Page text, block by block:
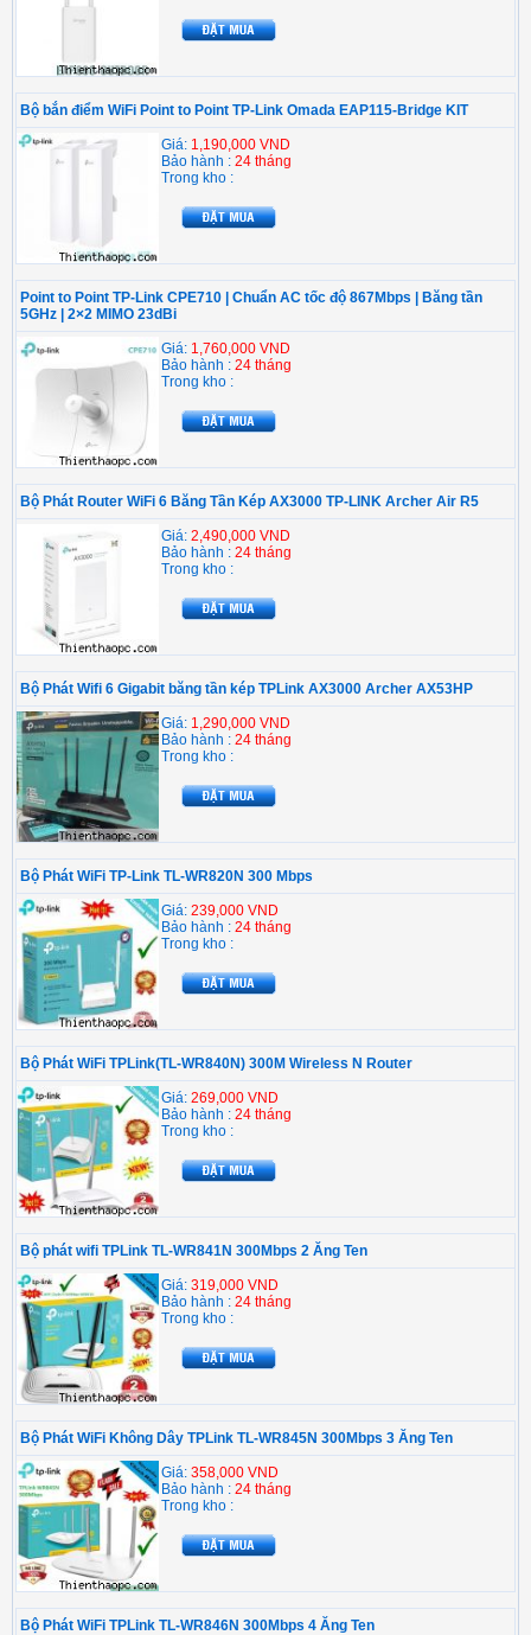
Bộ bắn điểm WiFi Point to Point TP-Link Omada EAP115-Bridge KIT
Giá: 1,190,000 VND
Bảo hành : 24 tháng
Trong kho :
Point to Point TP-Link CPE710 | Chuẩn AC tốc độ 867Mbps | Băng tần
5GHz | 2×2 MIMO 23dBi
Giá: 1,760,000 VND
Bảo hành : 24 tháng
Trong kho :
Bộ Phát Router WiFi 6 Băng Tần Kép AX3000 TP-LINK Archer Air R5
Giá: 2,490,000 VND
Bảo hành : 24 tháng
Trong kho :
Bộ Phát Wifi 6 Gigabit băng tần kép TPLink AX3000 Archer AX53HP
Giá: 1,290,000 VND
Bảo hành : 24 tháng
Trong kho :
Bộ Phát WiFi TP-Link TL-WR820N 300 Mbps
Giá: 239,000 VND
Bảo hành : 24 tháng
Trong kho :
Bộ Phát WiFi TPLink(TL-WR840N) 300M Wireless N Router
Giá: 269,000 VND
Bảo hành : 24 tháng
Trong kho :
Bộ phát wifi TPLink TL-WR841N 300Mbps 2 Ăng Ten
Giá: 319,000 VND
Bảo hành : 24 tháng
Trong kho :
Bộ Phát WiFi Không Dây TPLink TL-WR845N 300Mbps 3 Ăng Ten
Giá: 358,000 VND
Bảo hành : 24 tháng
Trong kho :
Bộ Phát WiFi TPLink TL-WR846N 300Mbps 4 Ăng Ten